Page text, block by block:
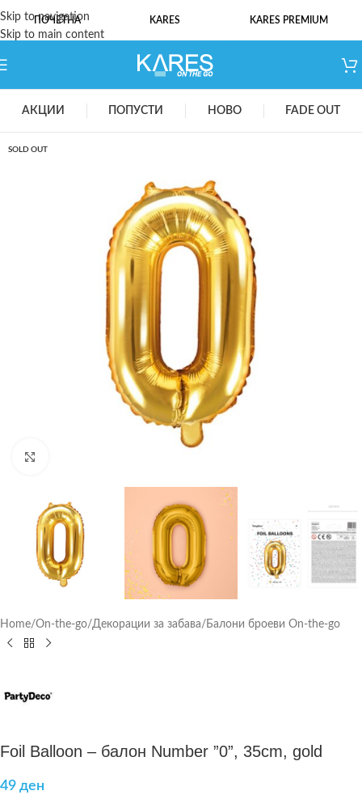
Skip to navigation
Skip to main content
ПОЧЕТНА KARES KARES PREMIUM
АКЦИИ ПОПУСТИ НОВО FADE OUT
SOLD OUT
Home/On-the-go/Декорации за забава/ Балони броеви On-the-go
Foil Balloon – балон Number ”0”, 35cm, gold
49 ден